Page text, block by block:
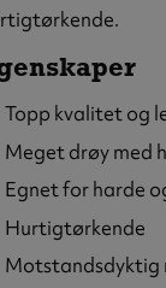
Topp kvalitet og
Meget drøy med
Egnet for harde
Hurtigtørkende
Motstandsdyktig